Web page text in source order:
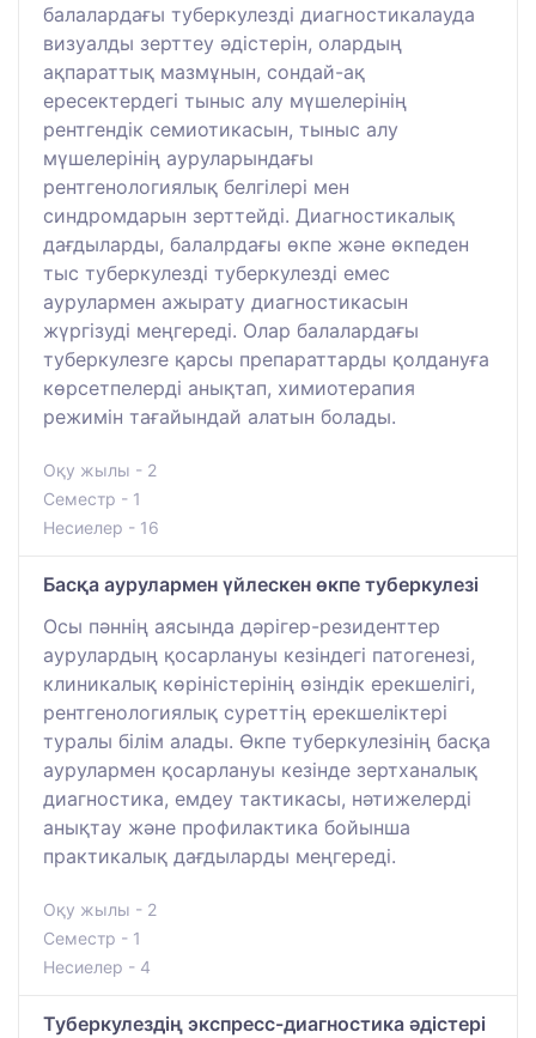
балалардағы туберкулезді диагностикалауда
визуалды зерттеу әдістерін, олардың
ақпараттық мазмұнын, сондай-ақ
ересектердегі тыныс алу мүшелерінің
рентгендік семиотикасын, тыныс алу
мүшелерінің ауруларындағы
рентгенологиялық белгілері мен
синдромдарын зерттейді. Диагностикалық
дағдыларды, балалрдағы өкпе және өкпеден
тыс туберкулезді туберкулезді емес
аурулармен ажырату диагностикасын
жүргізуді меңгереді. Олар балалардағы
туберкулезге қарсы препараттарды қолдануға
көрсетпелерді анықтап, химиотерапия
режимін тағайындай алатын болады.
Оқу жылы - 2
Семестр - 1
Несиелер - 16
Басқа аурулармен үйлескен өкпе туберкулезі
Осы пәннің аясында дәрігер-резиденттер
аурулардың қосарлануы кезіндегі патогенезі,
клиникалық көріністерінің өзіндік ерекшелігі,
рентгенологиялық суреттің ерекшеліктері
туралы білім алады. Өкпе туберкулезінің басқа
аурулармен қосарлануы кезінде зертханалық
диагностика, емдеу тактикасы, нәтижелерді
анықтау және профилактика бойынша
практикалық дағдыларды меңгереді.
Оқу жылы - 2
Семестр - 1
Несиелер - 4
Туберкулездің экспресс-диагностика әдістері